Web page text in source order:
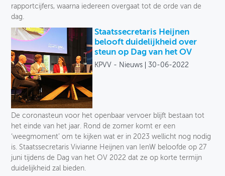
rapportcijfers, waarna iedereen overgaat tot de orde van de
dag.
Staatssecretaris Heijnen
belooft duidelijkheid over
steun op Dag van het OV
KPVV - Nieuws 30-06-2022
De coronasteun voor het openbaar vervoer blijft bestaan tot
het einde van het jaar. Rond de zomer komt er een
‘weegmoment’ om te kijken wat er in 2023 wellicht nog nodig
is. Staatssecretaris Vivianne Heijnen van IenW beloofde op 27
juni tijdens de Dag van het OV 2022 dat ze op korte termijn
duidelijkheid zal bieden.